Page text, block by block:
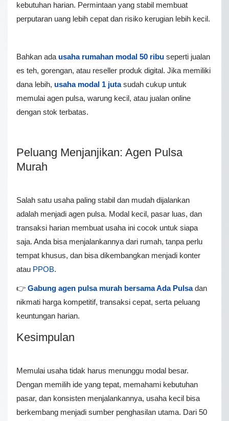
kebutuhan harian. Permintaan yang stabil membuat
perputaran uang lebih cepat dan risiko kerugian lebih kecil.
Bahkan ada usaha rumahan modal 50 ribu seperti jualan
es teh, gorengan, atau reseller produk digital. Jika memiliki
dana lebih, usaha modal 1 jutasudah cukup untuk
memulai agen pulsa, warung kecil, atau jualan online
dengan stok terbatas.
Peluang Menjanjikan: Agen Pulsa
Murah
Salah satu usaha paling stabil dan mudah dijalankan
adalah menjadi agen pulsa. Modal kecil, pasar luas, dan
transaksi harian membuat usaha ini cocok untuk siapa
saja. Anda bisa menjalankannya dari rumah, tanpa perlu
tempat khusus, dan bisa dikembangkan menjadi konter
atau PPOB.
👉 Gabung agen pulsa murah bersama Ada Pulsadan
nikmati harga kompetitif, transaksi cepat, serta peluang
keuntungan harian.
Kesimpulan
Memulai usaha tidak harus menunggu modal besar.
Dengan memilih ide yang tepat, memahami kebutuhan
pasar, dan konsisten menjalankannya, usaha kecil bisa
berkembang menjadi sumber penghasilan utama. Dari 50